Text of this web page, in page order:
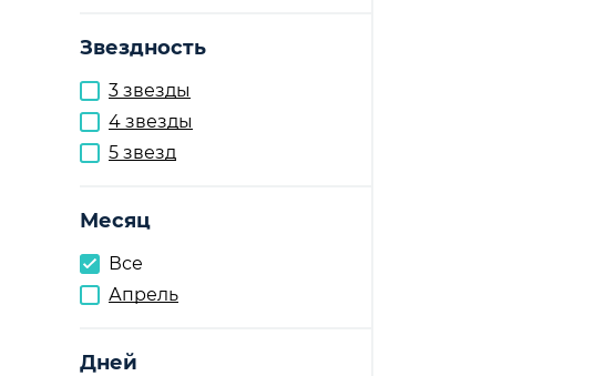
Звездность
3 звезды
4 звезды
5 звезд
Месяц
Все
Апрель
Дней